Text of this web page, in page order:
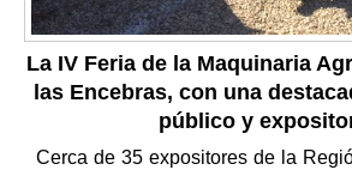
La IV Feria de la Maquinaria
las Encebras, con una
público y
Cerca de 35 expositores de la